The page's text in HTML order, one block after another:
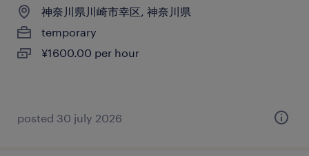
神奈川県川崎市幸区, 神奈川県
temporary
¥1600.00 per hour
posted 30 july 2026